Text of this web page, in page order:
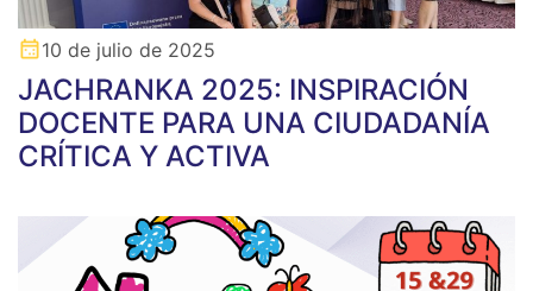
10 de julio de 2025
JACHRANKA 2025: INSPIRACIÓN
DOCENTE PARA UNA CIUDADANÍA
CRÍTICA Y ACTIVA